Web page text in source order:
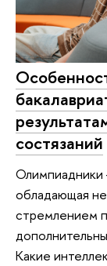
состязаний
Олимпиадники
обладающая
стремлением
Какие